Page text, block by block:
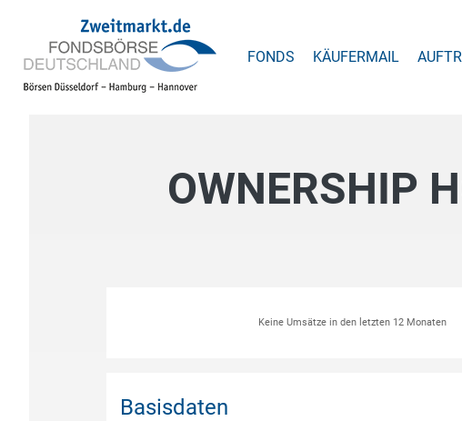
FONDS KÄUFERMAIL
OWNERSHIP
Keine Umsätze in den letzten 12 Monaten
Basisdaten